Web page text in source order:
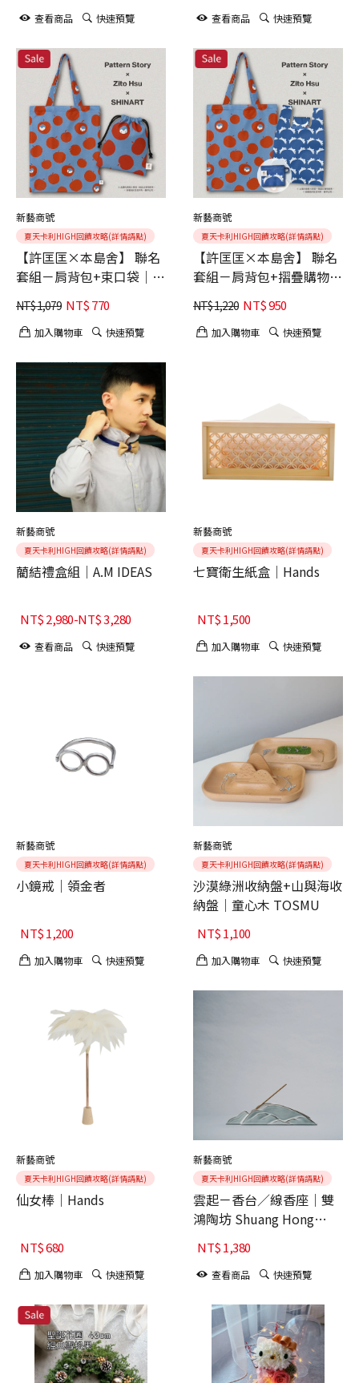
查看商品 快速預覽 查看商品 快速預覽
新藝商號
夏天卡利HIGH回饋攻略(詳情請點)
【許匡匡×本島舍】 聯名
套組－肩背包+束口袋｜
SHINART
NT$1,079 NT$770
加入購物車 快速預覽
新藝商號
夏天卡利HIGH回饋攻略(詳情請點)
【許匡匡×本島舍】 聯名
套組－肩背包+摺疊購物包
｜SHINART
NT$1,220 NT$950
加入購物車 快速預覽
新藝商號
夏天卡利HIGH回饋攻略(詳情請點)
藺結禮盒組｜A.M IDEAS
NT$2,980-NT$3,280
查看商品 快速預覽
新藝商號
夏天卡利HIGH回饋攻略(詳情請點)
七寶衛生紙盒｜Hands
NT$1,500
加入購物車 快速預覽
新藝商號
夏天卡利HIGH回饋攻略(詳情請點)
小鏡戒｜領金者
NT$1,200
加入購物車 快速預覽
新藝商號
夏天卡利HIGH回饋攻略(詳情請點)
沙漠綠洲收納盤+山與海收
納盤｜童心木 TOSMU
NT$1,100
加入購物車 快速預覽
新藝商號
夏天卡利HIGH回饋攻略(詳情請點)
仙女棒｜Hands
NT$680
加入購物車 快速預覽
新藝商號
夏天卡利HIGH回饋攻略(詳情請點)
雲起－香台／線香座｜雙
鴻陶坊 Shuang Hong
Craft
NT$1,380
查看商品 快速預覽